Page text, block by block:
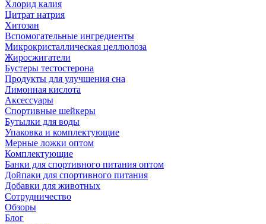
Хлорид калия
Цитрат натрия
Хитозан
Вспомогательные ингредиенты
Микрокристаллическая целлюлоза
Жиросжигатели
Бустеры тестостерона
Продукты для улучшения сна
Лимонная кислота
Аксессуары
Спортивные шейкеры
Бутылки для воды
Упаковка и комплектующие
Мерные ложки оптом
Комплектующие
Банки для спортивного питания оптом
Дойпаки для спортивного питания
Добавки для животных
Сотрудничество
Обзоры
Блог